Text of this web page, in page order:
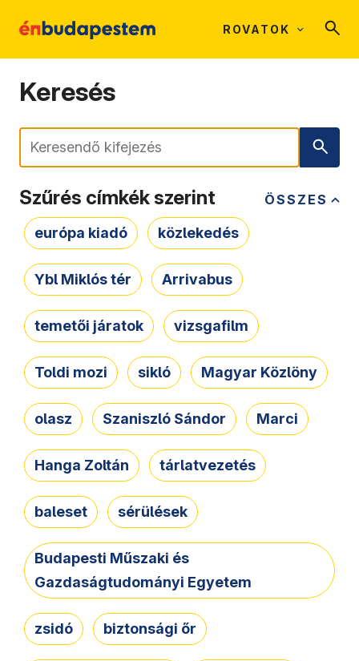
ROVATOK
Keresés
Keresés
ÖSSZES
Szűrés címkék szerint
európa kiadó közlekedés
Ybl Miklós tér Arrivabus
temetői járatok vizsgafilm
Toldi mozi sikló Magyar Közlöny
olasz Szaniszló Sándor Marci
Hanga Zoltán tárlatvezetés
baleset sérülések
Budapesti Műszaki és
Gazdaságtudományi Egyetem
zsidó biztonsági őr